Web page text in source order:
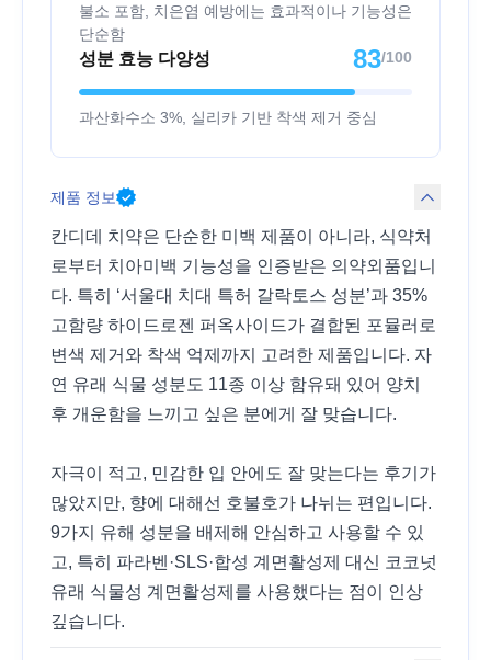
불소 포함, 치은염 예방에는 효과적이나 기능성은
단순함
성분 효능 다양성 83/100
과산화수소 3%, 실리카 기반 착색 제거 중심
제품 정보
칸디데 치약은 단순한 미백 제품이 아니라, 식약처
로부터 치아미백 기능성을 인증받은 의약외품입니
다. 특히 ‘서울대 치대 특허 갈락토스 성분’과 35%
고함량 하이드로젠 퍼옥사이드가 결합된 포뮬러로
변색 제거와 착색 억제까지 고려한 제품입니다. 자
연 유래 식물 성분도 11종 이상 함유돼 있어 양치
후 개운함을 느끼고 싶은 분에게 잘 맞습니다.
자극이 적고, 민감한 입 안에도 잘 맞는다는 후기가
많았지만, 향에 대해선 호불호가 나뉘는 편입니다.
9가지 유해 성분을 배제해 안심하고 사용할 수 있
고, 특히 파라벤·SLS·합성 계면활성제 대신 코코넛
유래 식물성 계면활성제를 사용했다는 점이 인상
깊습니다.